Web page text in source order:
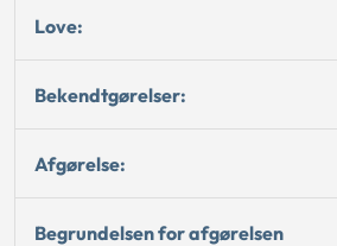
Love:
Bekendtgørelser:
Afgørelse:
Begrundelsen for afgørelsen